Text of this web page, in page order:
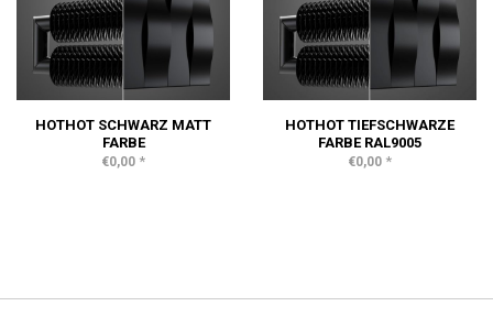
HOTHOT SCHWARZ MATT
FARBE
€0,00 *
HOTHOT TIEFSCHWARZE
FARBE RAL9005
€0,00 *